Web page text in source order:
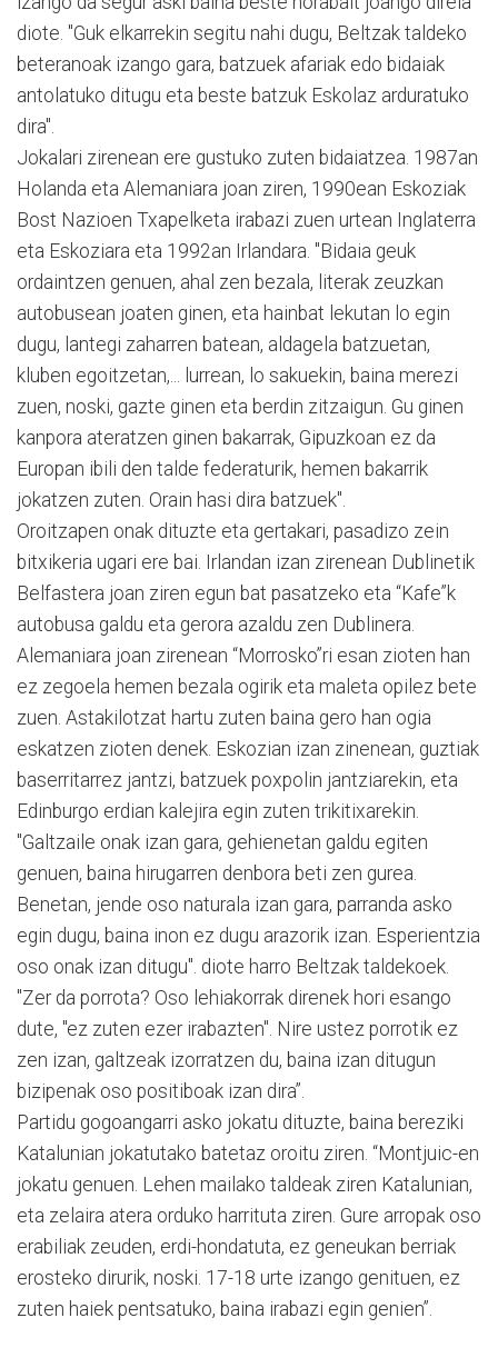
diote. "Guk elkarrekin segitu nahi dugu, Beltzak taldeko
beteranoak izango gara, batzuek afariak edo bidaiak
antolatuko ditugu eta beste batzuk Eskolaz arduratuko
dira".
Jokalari zirenean ere gustuko zuten bidaiatzea. 1987an
Holanda eta Alemaniara joan ziren, 1990ean Eskoziak
Bost Nazioen Txapelketa irabazi zuen urtean Inglaterra
eta Eskoziara eta 1992an Irlandara. "Bidaia geuk
ordaintzen genuen, ahal zen bezala, literak zeuzkan
autobusean joaten ginen, eta hainbat lekutan lo egin
dugu, lantegi zaharren batean, aldagela batzuetan,
kluben egoitzetan,... lurrean, lo sakuekin, baina merezi
zuen, noski, gazte ginen eta berdin zitzaigun. Gu ginen
kanpora ateratzen ginen bakarrak, Gipuzkoan ez da
Europan ibili den talde federaturik, hemen bakarrik
jokatzen zuten. Orain hasi dira batzuek".
Oroitzapen onak dituzte eta gertakari, pasadizo zein
bitxikeria ugari ere bai. Irlandan izan zirenean Dublinetik
Belfastera joan ziren egun bat pasatzeko eta “Kafe”k
autobusa galdu eta gerora azaldu zen Dublinera.
Alemaniara joan zirenean “Morrosko”ri esan zioten han
ez zegoela hemen bezala ogirik eta maleta opilez bete
zuen. Astakilotzat hartu zuten baina gero han ogia
eskatzen zioten denek. Eskozian izan zinenean, guztiak
baserritarrez jantzi, batzuek poxpolin jantziarekin, eta
Edinburgo erdian kalejira egin zuten trikitixarekin.
"Galtzaile onak izan gara, gehienetan galdu egiten
genuen, baina hirugarren denbora beti zen gurea.
Benetan, jende oso naturala izan gara, parranda asko
egin dugu, baina inon ez dugu arazorik izan. Esperientzia
oso onak izan ditugu". diote harro Beltzak taldekoek.
"Zer da porrota? Oso lehiakorrak direnek hori esango
dute, "ez zuten ezer irabazten". Nire ustez porrotik ez
zen izan, galtzeak izorratzen du, baina izan ditugun
bizipenak oso positiboak izan dira”.
Partidu gogoangarri asko jokatu dituzte, baina bereziki
Katalunian jokatutako batetaz oroitu ziren. “Montjuic-en
jokatu genuen. Lehen mailako taldeak ziren Katalunian,
eta zelaira atera orduko harrituta ziren. Gure arropak oso
erabiliak zeuden, erdi-hondatuta, ez geneukan berriak
erosteko dirurik, noski. 17-18 urte izango genituen, ez
zuten haiek pentsatuko, baina irabazi egin genien”.